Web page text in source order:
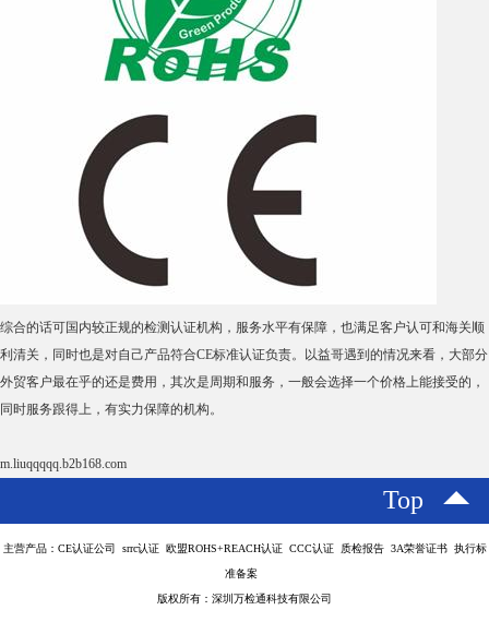
综合的话可国内较正规的检测认证机构，服务水平有保障，也满足客户认可和海关顺
利清关，同时也是对自己产品符合CE标准认证负责。以益哥遇到的情况来看，大部分
外贸客户最在乎的还是费用，其次是周期和服务，一般会选择一个价格上能接受的，
同时服务跟得上，有实力保障的机构。
m.liuqqqqq.b2b168.com
Top
主营产品：CE认证公司 srrc认证 欧盟ROHS+REACH认证 CCC认证 质检报告 3A荣誉证书 执行标
准备案
版权所有：深圳万检通科技有限公司